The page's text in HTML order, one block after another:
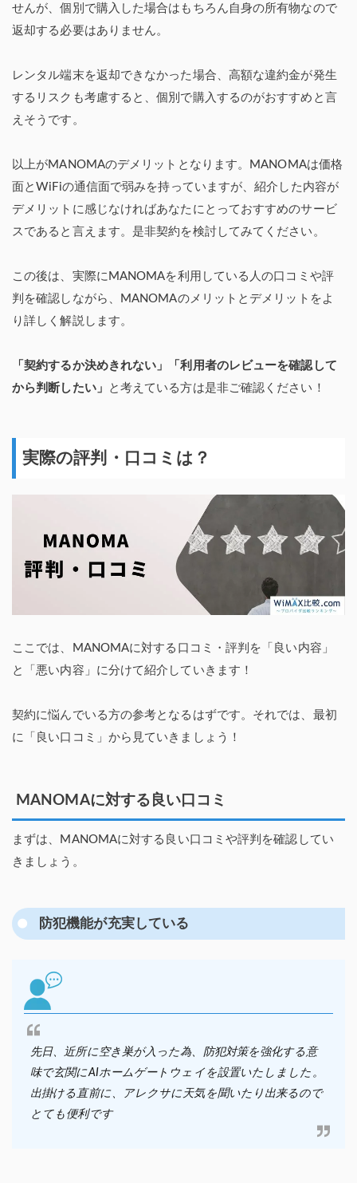
せんが、個別で購入した場合はもちろん自身の所有物なので
返却する必要はありません。
レンタル端末を返却できなかった場合、高額な違約金が発生
するリスクも考慮すると、個別で購入するのがおすすめと言
えそうです。
以上がMANOMAのデメリットとなります。MANOMAは価格
面とWiFiの通信面で弱みを持っていますが、紹介した内容が
デメリットに感じなければあなたにとっておすすめのサービ
スであると言えます。是非契約を検討してみてください。
この後は、実際にMANOMAを利用している人の口コミや評
判を確認しながら、MANOMAのメリットとデメリットをよ
り詳しく解説します。
「契約するか決めきれない」「利用者のレビューを確認して
から判断したい」
と考えている方は是非ご確認ください！
実際の評判・口コミは？
ここでは、MANOMAに対する口コミ・評判を「良い内容」
と「悪い内容」に分けて紹介していきます！
契約に悩んでいる方の参考となるはずです。それでは、最初
に「良い口コミ」から見ていきましょう！
MANOMAに対する良い口コミ
まずは、MANOMAに対する良い口コミや評判を確認してい
きましょう。
防犯機能が充実している
先日、近所に空き巣が入った為、防犯対策を強化する意
味で玄関にAIホームゲートウェイを設置いたしました。
出掛ける直前に、アレクサに天気を聞いたり出来るので
とても便利です